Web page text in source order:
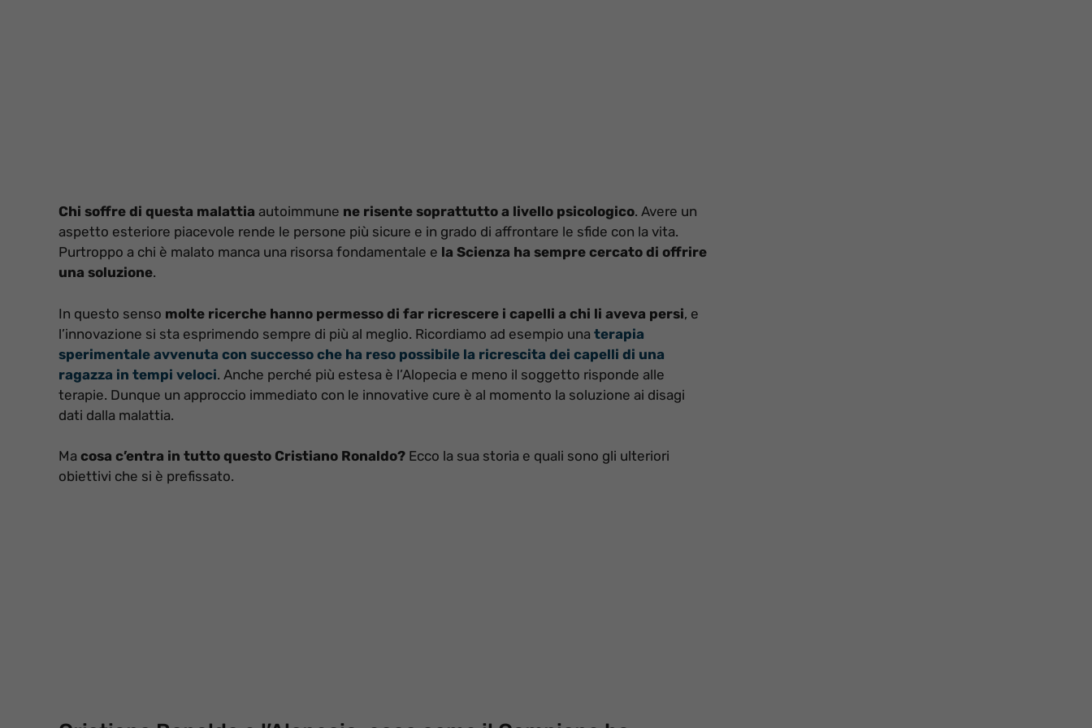
Chi soffre di questa malattia autoimmune ne risente soprattutto a livello psicologico. Avere un
aspetto esteriore piacevole rende le persone più sicure e in grado di affrontare le sfide con la vita.
Purtroppo a chi è malato manca una risorsa fondamentale e la Scienza ha sempre cercato di offrire
una soluzione.
In questo senso molte ricerche hanno permesso di far ricrescere i capelli a chi li aveva persi, e
l’innovazione si sta esprimendo sempre di più al meglio. Ricordiamo ad esempio una terapia
sperimentale avvenuta con successo che ha reso possibile la ricrescita dei capelli di una
ragazza in tempi veloci. Anche perché più estesa è l’Alopecia e meno il soggetto risponde alle
terapie. Dunque un approccio immediato con le innovative cure è al momento la soluzione ai disagi
dati dalla malattia.
Ma cosa c’entra in tutto questo Cristiano Ronaldo? Ecco la sua storia e quali sono gli ulteriori
obiettivi che si è prefissato.